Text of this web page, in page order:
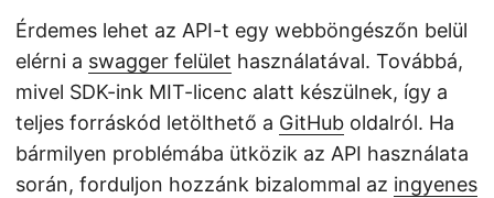
Érdemes lehet az API-t egy webböngészőn belül
elérni a swagger felület használatával. Továbbá,
mivel SDK-ink MIT-licenc alatt készülnek, így a
teljes forráskód letölthető a GitHub oldalról. Ha
bármilyen problémába ütközik az API használata
során, forduljon hozzánk bizalommal az ingyenes